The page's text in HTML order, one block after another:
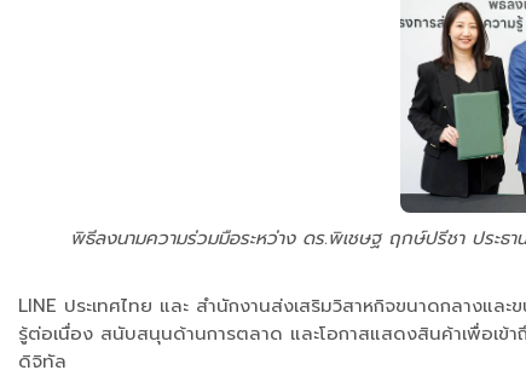
พิธีลงนามความร่วมมือระหว่าง ดร.พิเชษฐ ฤกษ์ปรีชา ประธ
LINE ประเทศไทย และ สำนักงานส่งเสริมวิสาหกิจขนาดกลางแ
รู้ต่อเนื่อง สนับสนุนด้านการตลาด และโอกาสแสดงสินค้าเพื่อเข้
ดิจิทัล